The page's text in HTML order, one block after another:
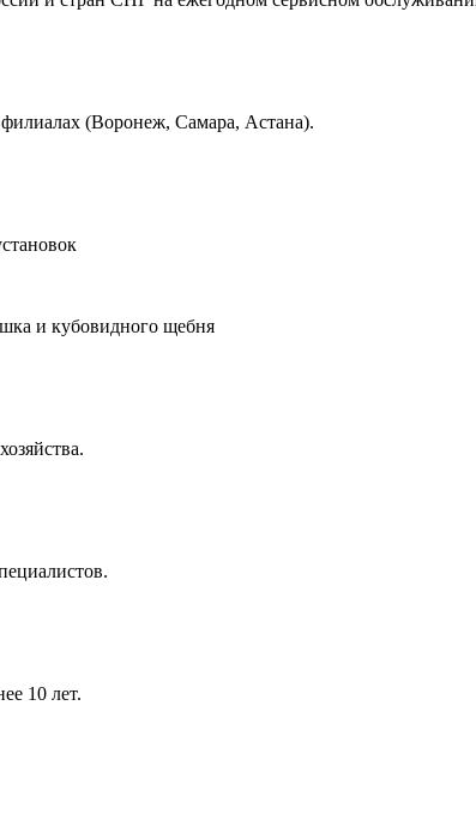
(Воронеж, Самара, Астана).
и кубовидного щебня
10 лет.